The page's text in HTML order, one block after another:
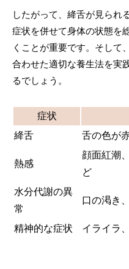
したがって、絳舌が見られ
症状を併せて身体の状態を
くことが重要です。そして
合わせた適切な養生法を実
るでしょう。
症状
絳舌
舌の色が
熱感
顔面紅潮
ど
水分代謝の異
常
口の渇き
精神的な症状 イライラ